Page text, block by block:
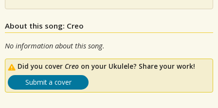
About this song: Creo
No information about this song.
Did you cover Creo on your Ukulele? Share your work!
Submit a cover